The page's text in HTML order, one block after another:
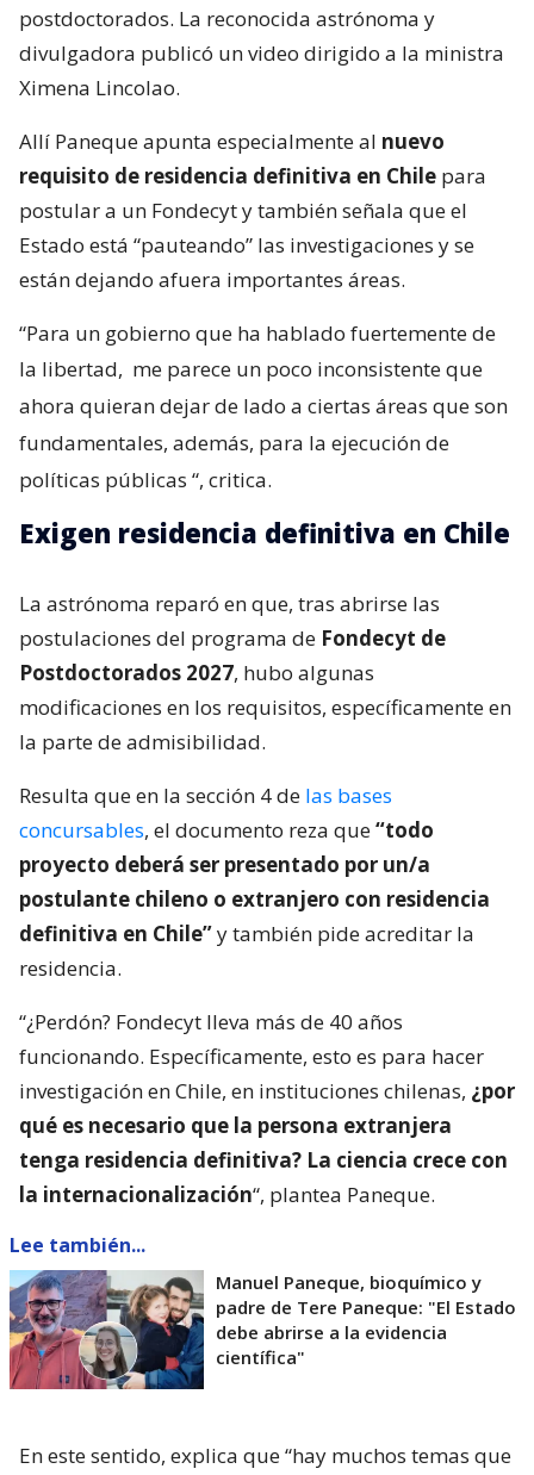
postdoctorados. La reconocida astrónoma y
divulgadora publicó un video dirigido a la ministra
Ximena Lincolao.
Allí Paneque apunta especialmente al nuevo
requisito de residencia definitiva en Chile para
postular a un Fondecyt y también señala que el
Estado está “pauteando” las investigaciones y se
están dejando afuera importantes áreas.
“Para un gobierno que ha hablado fuertemente de
la libertad, me parece un poco inconsistente que
ahora quieran dejar de lado a ciertas áreas que son
fundamentales, además, para la ejecución de
políticas públicas “, critica.
Exigen residencia definitiva en Chile
La astrónoma reparó en que, tras abrirse las
postulaciones del programa de Fondecyt de
Postdoctorados 2027, hubo algunas
modificaciones en los requisitos, específicamente en
la parte de admisibilidad.
Resulta que en la sección 4 de las bases
concursables, el documento reza que“todo
proyecto deberá ser presentado por un/a
postulante chileno o extranjero con residencia
definitiva en Chile”y también pide acreditar la
residencia.
“¿Perdón? Fondecyt lleva más de 40 años
funcionando. Específicamente, esto es para hacer
investigación en Chile, en instituciones chilenas, ¿por
qué es necesario que la persona extranjera
tenga residencia definitiva? La ciencia crece con
la internacionalización“, plantea Paneque.
Lee también...
Manuel Paneque, bioquímico y
padre de Tere Paneque: "El Estado
debe abrirse a la evidencia
científica"
En este sentido, explica que “hay muchos temas que